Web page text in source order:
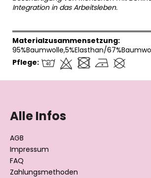
Integration in das Arbeitsleben.
Materialzusammensetzung:
95%Baumwolle,5%Elasthan/
Pflege:
Alle Infos
AGB
Impressum
FAQ
Zahlungsmethoden